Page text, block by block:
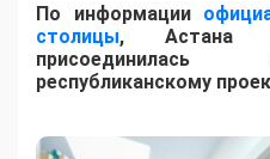
По информации
столицы, Астана
республиканскому